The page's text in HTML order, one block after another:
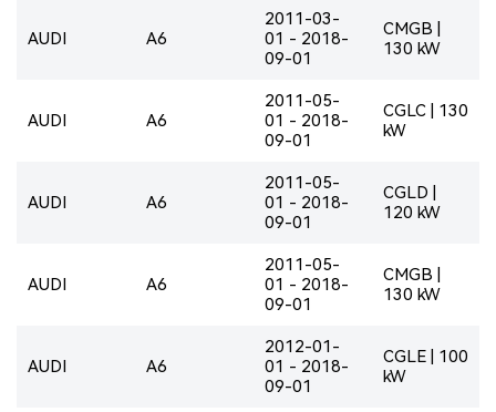
AUDI A6
2011-03-
01 - 2018-
09-01
CMGB |
130 kW
AUDI A6
2011-05-
01 - 2018-
09-01
CGLC | 130
kW
AUDI A6
2011-05-
01 - 2018-
09-01
CGLD |
120 kW
AUDI A6
2011-05-
01 - 2018-
09-01
CMGB |
130 kW
AUDI A6
2012-01-
01 - 2018-
09-01
CGLE | 100
kW